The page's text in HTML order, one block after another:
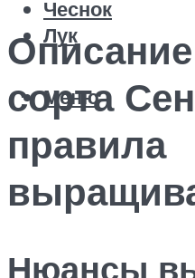
Чеснок
Лук
Меню
сорта
правила
Нюансы